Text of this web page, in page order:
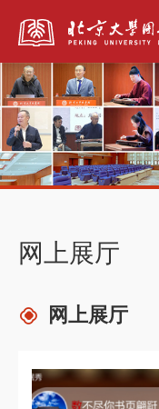
全部资源
网上展厅
网上展厅